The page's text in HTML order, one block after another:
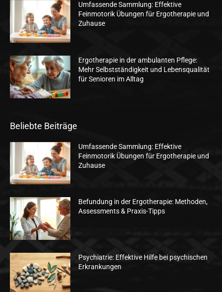
Umfassende Sammlung: Effektive
Feinmotorik Übungen für Ergotherapie und
Zuhause
Ergotherapie in der ambulanten Pflege:
Mehr Selbstständigkeit und Lebensqualität
für Senioren im Alltag
Beliebte Beiträge
Umfassende Sammlung: Effektive
Feinmotorik Übungen für Ergotherapie und
Zuhause
Befundung in der Ergotherapie: Methoden,
Assessments & Praxis-Tipps
Psychiatrie: Effektive Hilfe bei psychischen
Erkrankungen